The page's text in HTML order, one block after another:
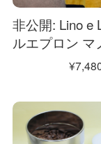
非公開: Lino e
ルエプロン マ